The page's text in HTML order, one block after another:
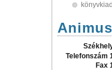
Telefonszám
Fax